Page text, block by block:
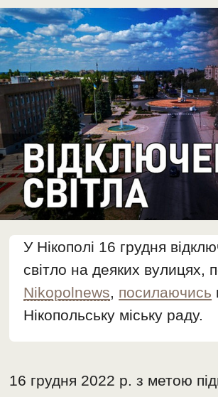
У Нікополі 16 грудня
світло на деяких вулицях,
Nikopolnews, посилаючись
Нікопольську міську раду.
16 грудня 2022 р. з метою